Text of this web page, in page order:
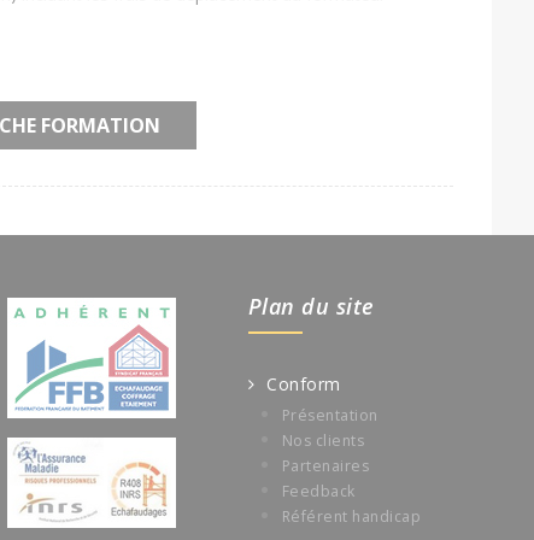
FORMATION
Plan du site
Conform
Présentation
Nos clients
Partenaires
Feedback
Référent handicap